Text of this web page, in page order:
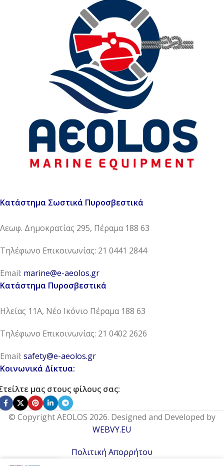
Κατάστημα Σωστικά Πυροσβεστικά
Λεωφ. Δημοκρατίας 295, Πέραμα 188 63
Τηλέφωνο Επικοινωνίας: 21 0441 2844
Email: marine@e-aeolos.gr
Κατάστημα Πυροσβεστικά
Ηλείας 11Α, Νέο Ικόνιο Πέραμα 188 63
Τηλέφωνο Επικοινωνίας: 21 0402 2626
Email: safety@e-aeolos.gr
Κοινωνικά Δίκτυα:
μας στους φίλους σας:
© Copyright AEOLOS 2026. Designed and Developed by
WEBVY.EU
Πολιτική Απορρήτου